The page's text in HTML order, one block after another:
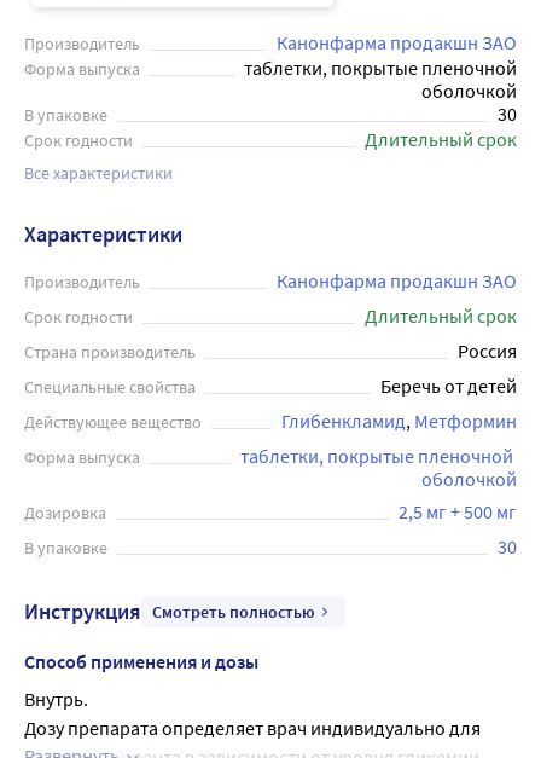
Производитель Канонфарма продакшн ЗАО
Форма выпуска
таблетки, покрытые пленочной
оболочкой
В упаковке 30
Срок годности Длительный срок
Все характеристики
Характеристики
Производитель Канонфарма продакшн ЗАО
Срок годности Длительный срок
Страна производитель Россия
Специальные свойства Беречь от детей
Действующее вещество Глибенкламид Метформин
Форма выпуска
таблетки, покрытые пленочной
оболочкой
Дозировка 2,5 мг + 500 мг
В упаковке 30
Инструкция Смотреть полностью
Способ применения и дозы
Внутрь.
Дозу препарата определяет врач индивидуально для